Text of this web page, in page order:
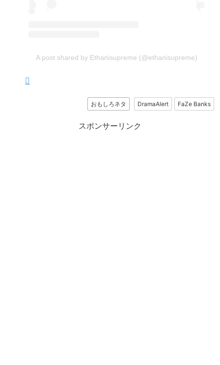
A post shared by Ethanisupreme (@ethanisupreme)
おもしろネタ DramaAlert FaZe Banks
スポンサーリンク